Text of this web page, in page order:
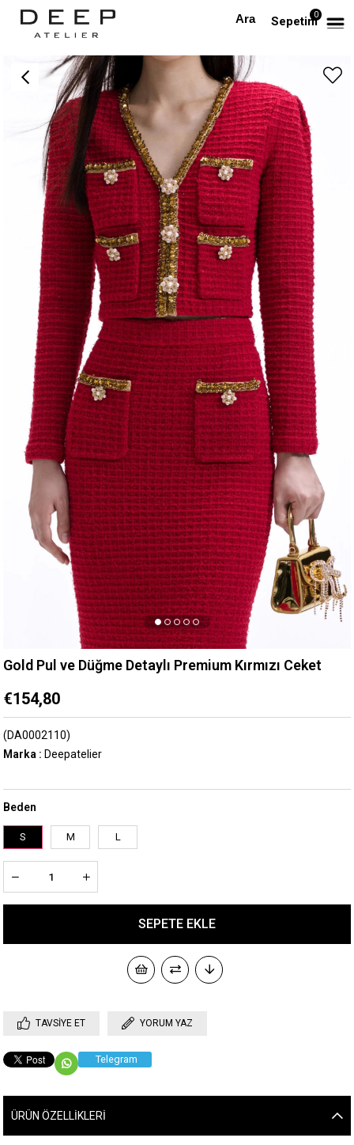
Sepetim0
Anasayfa DIŞ GİYİM Gold Pul ve Düğme Detaylı Premium Kırmızı Ceket
Gold Pul ve Düğme Detaylı Premium Kırmızı Ceket
€154,80
(DA0002110)
Marka : Deepatelier
Beden
S M L
TAVSIYE ET YORUM YAZ
Telegram
ÜRÜN ÖZELLIKLERI